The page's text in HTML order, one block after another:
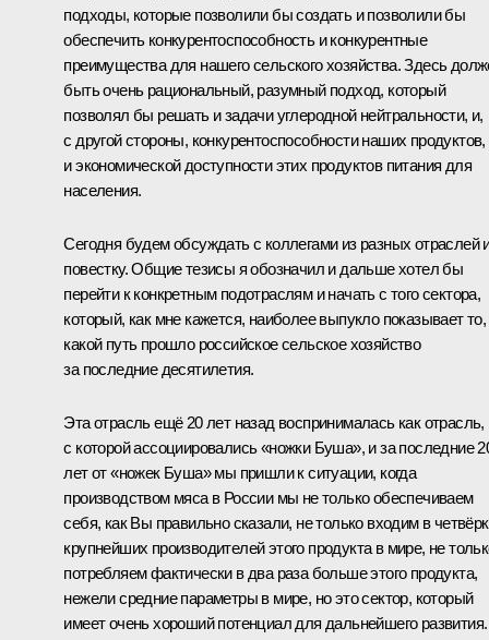
подходы, которые позволили бы создать и позволили бы
обеспечить конкурентоспособность и конкурентные
преимущества для нашего сельского хозяйства. Здесь
быть очень рациональный, разумный подход, который
позволял бы решать и задачи углеродной нейтральности, и,
с другой стороны, конкурентоспособности наших продуктов,
и экономической доступности этих продуктов питания для
населения.
Сегодня будем обсуждать с коллегами из разных отраслей
повестку. Общие тезисы я обозначил и дальше хотел бы
перейти к конкретным подотраслям и начать с того сектора,
который, как мне кажется, наиболее выпукло показывает то,
какой путь прошло российское сельское хозяйство
за последние десятилетия.
Эта отрасль ещё 20 лет назад воспринималась как отрасль,
с которой ассоциировались «ножки Буша», и за последние
лет от «ножек Буша» мы пришли к ситуации, когда
производством мяса в России мы не только обеспечиваем
себя, как Вы правильно сказали, не только входим в
крупнейших производителей этого продукта в мире, не
потребляем фактически в два раза больше этого продукта,
нежели средние параметры в мире, но это сектор, который
имеет очень хороший потенциал для дальнейшего развития.